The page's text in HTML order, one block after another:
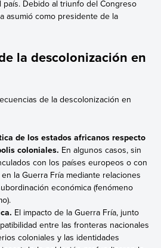
país. Debido al triunfo del Congreso
asumió como presidente de la
la descolonización en
de la descolonización en
de los estados africanos respecto
coloniales. En algunos casos, sin
con los países europeos o con
la Guerra Fría mediante relaciones
económica (fenómeno
El impacto de la Guerra Fría, junto
entre las fronteras nacionales
coloniales y las identidades